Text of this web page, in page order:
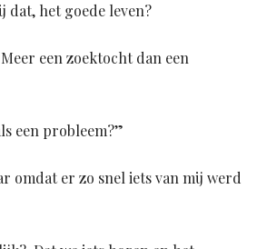
dat, het goede leven?
een zoektocht dan een
een probleem?”
omdat er zo snel iets van mij werd